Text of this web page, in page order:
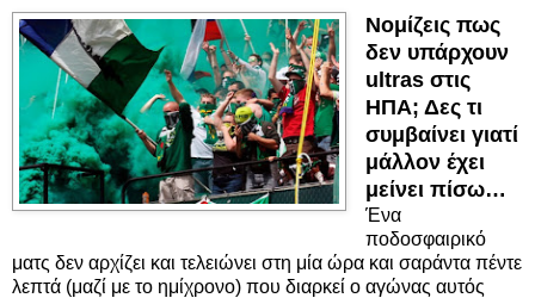
Νομίζεις πως
δεν υπάρχουν
ultras στις
ΗΠΑ; Δες τι
συμβαίνει γιατί
μάλλον έχει
μείνει πίσω…
Ένα
ποδοσφαιρικό
ματς δεν αρχίζει και τελειώνει στη μία ώρα και σαράντα πέντε
λεπτά (μαζί με το ημίχρονο) που διαρκεί ο αγώνας αυτός